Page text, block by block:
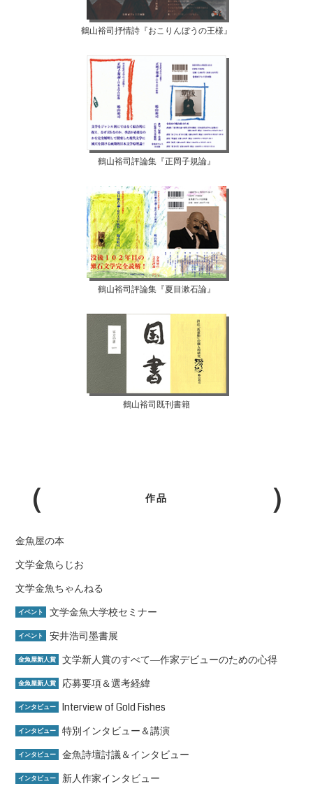
鶴山裕司抒情詩『おこりんぼうの王様』
鶴山裕司評論集『正岡子規論』
鶴山裕司評論集『夏目漱石論』
鶴山裕司既刊書籍
作品
金魚屋の本
文学金魚らじお
文学金魚ちゃんねる
イベント 文学金魚大学校セミナー
イベント 安井浩司墨書展
金魚屋新人賞 文学新人賞のすべて―作家デビューのための心得
金魚屋新人賞 応募要項＆選考経緯
インタビュー Interview of Gold Fishes
インタビュー 特別インタビュー＆講演
インタビュー 金魚詩壇討議＆インタビュー
インタビュー 新人作家インタビュー